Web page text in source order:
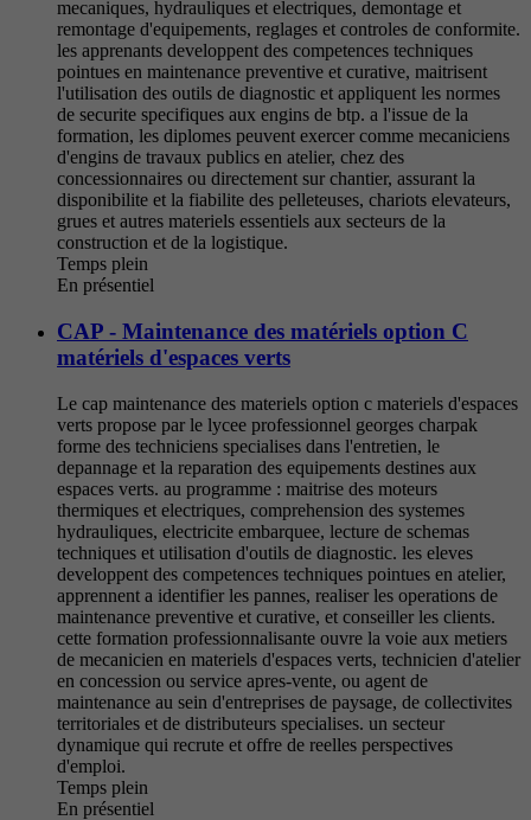
mecaniques, hydrauliques et electriques, demontage et
remontage d'equipements, reglages et controles de conformite.
les apprenants developpent des competences techniques
pointues en maintenance preventive et curative, maitrisent
l'utilisation des outils de diagnostic et appliquent les normes
de securite specifiques aux engins de btp. a l'issue de la
formation, les diplomes peuvent exercer comme mecaniciens
d'engins de travaux publics en atelier, chez des
concessionnaires ou directement sur chantier, assurant la
disponibilite et la fiabilite des pelleteuses, chariots elevateurs,
grues et autres materiels essentiels aux secteurs de la
construction et de la logistique.
Temps plein
En présentiel
CAP - Maintenance des matériels option C
matériels d'espaces verts
Le cap maintenance des materiels option c materiels d'espaces
verts propose par le lycee professionnel georges charpak
forme des techniciens specialises dans l'entretien, le
depannage et la reparation des equipements destines aux
espaces verts. au programme : maitrise des moteurs
thermiques et electriques, comprehension des systemes
hydrauliques, electricite embarquee, lecture de schemas
techniques et utilisation d'outils de diagnostic. les eleves
developpent des competences techniques pointues en atelier,
apprennent a identifier les pannes, realiser les operations de
maintenance preventive et curative, et conseiller les clients.
cette formation professionnalisante ouvre la voie aux metiers
de mecanicien en materiels d'espaces verts, technicien d'atelier
en concession ou service apres-vente, ou agent de
maintenance au sein d'entreprises de paysage, de collectivites
territoriales et de distributeurs specialises. un secteur
dynamique qui recrute et offre de reelles perspectives
d'emploi.
Temps plein
En présentiel